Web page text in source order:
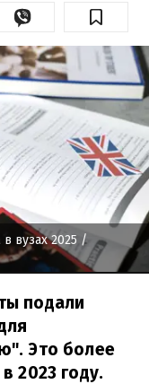
вузах 2025 /
подали
Это более
2023 году.